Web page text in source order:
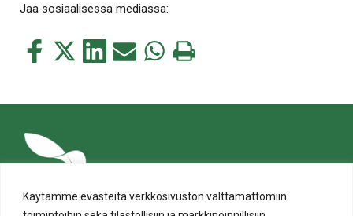
Käytämme evästeitä verkkosivuston välttämättömiin
Jaa sosiaalisessa mediassa:
Jaa
Jaa
Jaa Jaa Jaa Tulosta